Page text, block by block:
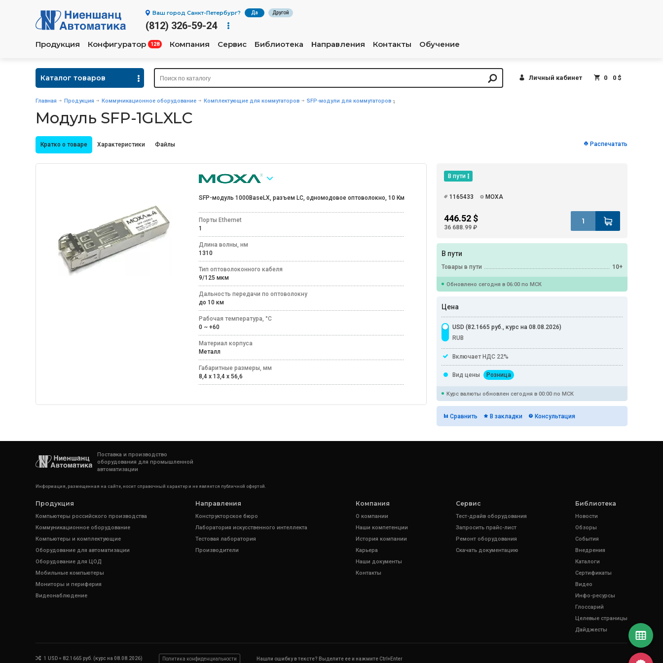
Ваш город Санкт-Петербург? Да Другой
(812) 326-59-24
Продукция Конфигуратор 128 Компания Сервис Библиотека Направления Контакты Обучение
Каталог товаров Личный кабинет 0 0 $
Главная Продукция Коммуникационное оборудование Комплектующие для коммутаторов SFP-модули для коммутаторов
Модуль SFP-1GLXLC
Кратко о товаре Характеристики Файлы Распечатать
В пути
1165433 MOXA
446.52 $
36 688.99 ₽
В пути
Товары в пути 10+
Обновлено сегодня в 06:00 по МСК
Цена
USD (82.1665 руб., курс на 08.08.2026)
RUB
Включает НДС 22%
Вид цены Розница
Курс валюты обновлен сегодня в 00:00 по МСК
Сравнить В закладки Консультация
SFP-модуль 1000BaseLX, разъем LC, одномодовое оптоволокно, 10 Км
Порты Ethernet
1
Длина волны, нм
1310
Тип оптоволоконного кабеля
9/125 мкм
Дальность передачи по оптоволокну
до 10 км
Рабочая температура, °C
0 ~ +60
Материал корпуса
Металл
Габаритные размеры, мм
8,4 x 13,4 x 56,6
Поставка и производство
оборудования для промышленной
автоматизации
Информация, размещенная на сайте, носит справочный характер и не является публичной офертой.
Продукция
Компьютеры российского производства
Коммуникационное оборудование
Компьютеры и комплектующие
Оборудование для автоматизации
Оборудование для ЦОД
Мобильные компьютеры
Мониторы и периферия
Видеонаблюдение
Направления
Конструкторское бюро
Лаборатория искусственного интеллекта
Тестовая лаборатория
Производители
Компания
О компании
Наши компетенции
История компании
Карьера
Наши документы
Контакты
Сервис
Тест-драйв оборудования
Запросить прайс-лист
Ремонт оборудования
Скачать документацию
Библиотека
Новости
Обзоры
События
Внедрения
Каталоги
Сертификаты
Видео
Инфо-ресурсы
Глоссарий
Целевые страницы
Дайджесты
1 USD = 82.1665 руб. (курс на 08.08.2026) Политика конфиденциальности Нашли ошибку в тексте? Выделите ее и нажмите Ctrl+Enter